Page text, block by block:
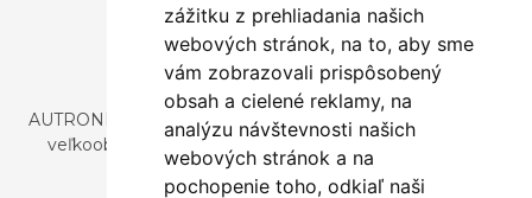
zážitku z prehliadania našich
webových stránok, na to, aby sme
vám zobrazovali prispôsobený
obsah a cielené reklamy, na
analýzu návštevnosti našich
webových stránok a na
pochopenie toho, odkiaľ naši
AUTRONIC, s.r.o. je spoločnosť zaoberajúca sa dovozom a
veľkoobchodným predajom dizajnového aj štýlového
nábytku a dekorácií.